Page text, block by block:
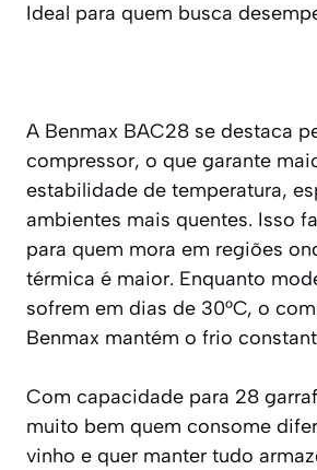
Ideal para quem busca
A Benmax BAC28 se destaca
compressor, o que garante
estabilidade de temperatura,
ambientes mais quentes. Isso
para quem mora em regiões
térmica é maior. Enquanto
sofrem em dias de 30°C, o
Benmax mantém o frio
Com capacidade para 28
muito bem quem consome
vinho e quer manter tudo